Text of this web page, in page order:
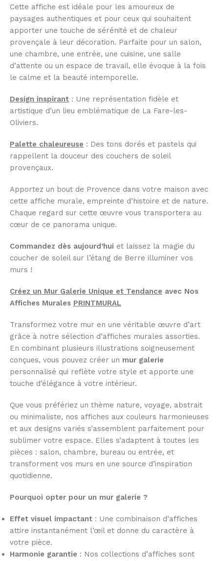
Cette affiche est idéale pour les amoureux de
paysages authentiques et pour ceux qui souhaitent
apporter une touche de sérénité et de chaleur
provençale à leur décoration. Parfaite pour un salon,
une chambre, une entrée, une cuisine, une salle
d’attente ou un espace de travail, elle évoque à la fois
le calme et la beauté intemporelle.
Design inspirant : Une représentation fidèle et
artistique d’un lieu emblématique de La Fare-les-
Oliviers.
Palette chaleureuse : Des tons dorés et pastels qui
rappellent la douceur des couchers de soleil
provençaux.
Apportez un bout de Provence dans votre maison avec
cette affiche murale, empreinte d’histoire et de nature.
Chaque regard sur cette œuvre vous transportera au
cœur de ce panorama unique.
Commandez dès aujourd’hui et laissez la magie du
coucher de soleil sur l’étang de Berre illuminer vos
murs !
Créez un Mur Galerie Unique et Tendance avec Nos
Affiches Murales PRINTMURAL
Transformez votre mur en une véritable œuvre d’art
grâce à notre sélection d’affiches murales assorties.
En combinant plusieurs illustrations soigneusement
conçues, vous pouvez créer un mur galerie
personnalisé qui reflète votre style et apporte une
touche d’élégance à votre intérieur.
Que vous préfériez un thème nature, voyage, abstrait
ou minimaliste, nos affiches aux couleurs harmonieuses
et aux designs variés s’assemblent parfaitement pour
sublimer votre espace. Elles s’adaptent à toutes les
pièces : salon, chambre, bureau ou entrée, et
transforment vos murs en une source d’inspiration
quotidienne.
Pourquoi opter pour un mur galerie ?
Effet visuel impactant : Une combinaison d’affiches
attire instantanément l’œil et donne du caractère à
votre pièce.
Harmonie garantie : Nos collections d’affiches sont